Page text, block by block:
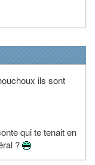
ils sont
qui te tenait en
?